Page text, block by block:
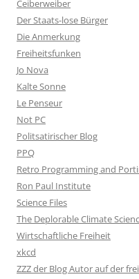
Ceiberweiber
Der Staats-lose Bürger
Die Anmerkung
Freiheitsfunken
Jo Nova
Kalte Sonne
Le Penseur
Not PC
Politsatirischer Blog
PPQ
Retro Programming and
Ron Paul Institute
Science Files
The Deplorable Climate
Wirtschaftliche Freiheit
xkcd
ZZZ der Blog Autor auf der